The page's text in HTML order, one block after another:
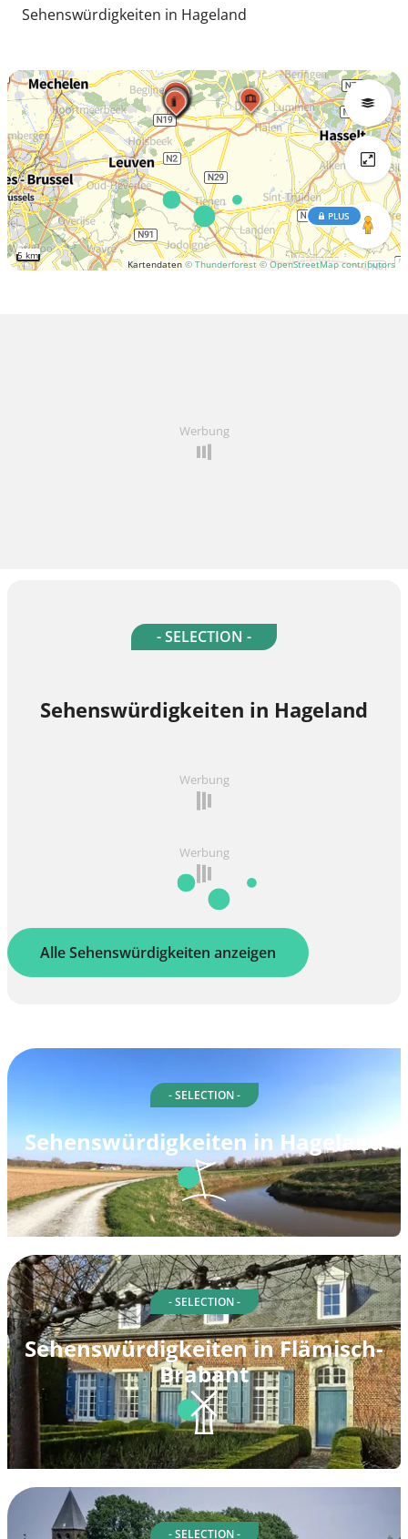
Sehenswürdigkeiten in Hageland
Kartendaten© Thunderforest © OpenStreetMap contributors
PLUS
5 km
Werbung
- SELECTION -
Sehenswürdigkeiten in Hageland
Werbung
Werbung
Alle Sehenswürdigkeiten anzeigen
- SELECTION -
Sehenswürdigkeiten in Hageland
- SELECTION -
Sehenswürdigkeiten in Flämisch-
Brabant
- SELECTION -